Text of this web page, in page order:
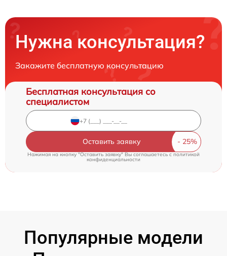
Нужна консультация?
Закажите бесплатную консультацию
Бесплатная консультация со
специалистом
Оставить заявку
Нажимая на кнопку "Оставить заявку" Вы соглашаетесь c политикой
конфиденциальности
Популярные модели